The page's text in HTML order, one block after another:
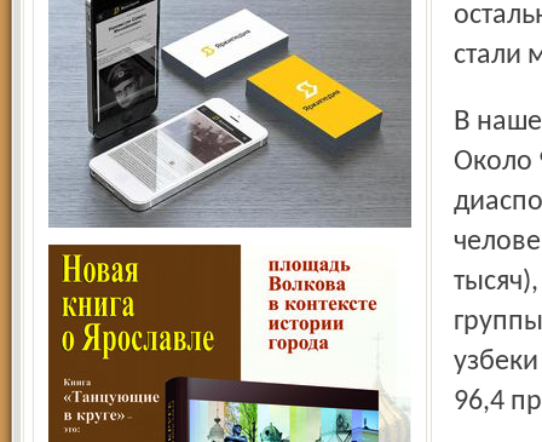
стали
В нашей области живут граждане 190 национальностей.
Около
96,4